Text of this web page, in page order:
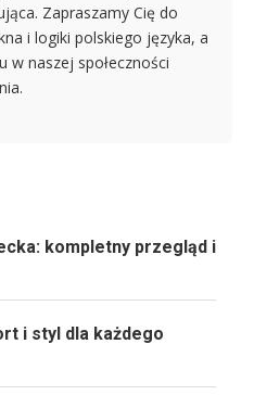
Zapraszamy Cię do
i logiki polskiego języka, a
w naszej społeczności
kompletny przegląd i
i styl dla każdego